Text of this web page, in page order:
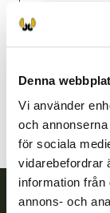
Denna
Vi använder
och
för sociala
vidarebefordrar
information från
annons- och